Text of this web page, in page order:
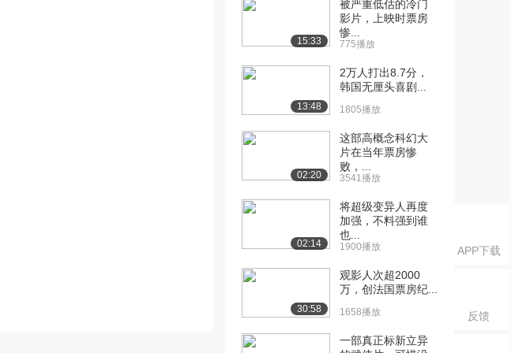
APP下载
反馈
15:33
被严重低估的冷门
影片，上映时票房
惨...
775播放
13:48
2万人打出8.7分，
韩国无厘头喜剧...
1805播放
02:20
这部高概念科幻大
片在当年票房惨
败，...
3541播放
02:14
将超级变异人再度
加强，不料强到谁
也...
1900播放
30:58
观影人次超2000
万，创法国票房纪...
1658播放
一部真正标新立异